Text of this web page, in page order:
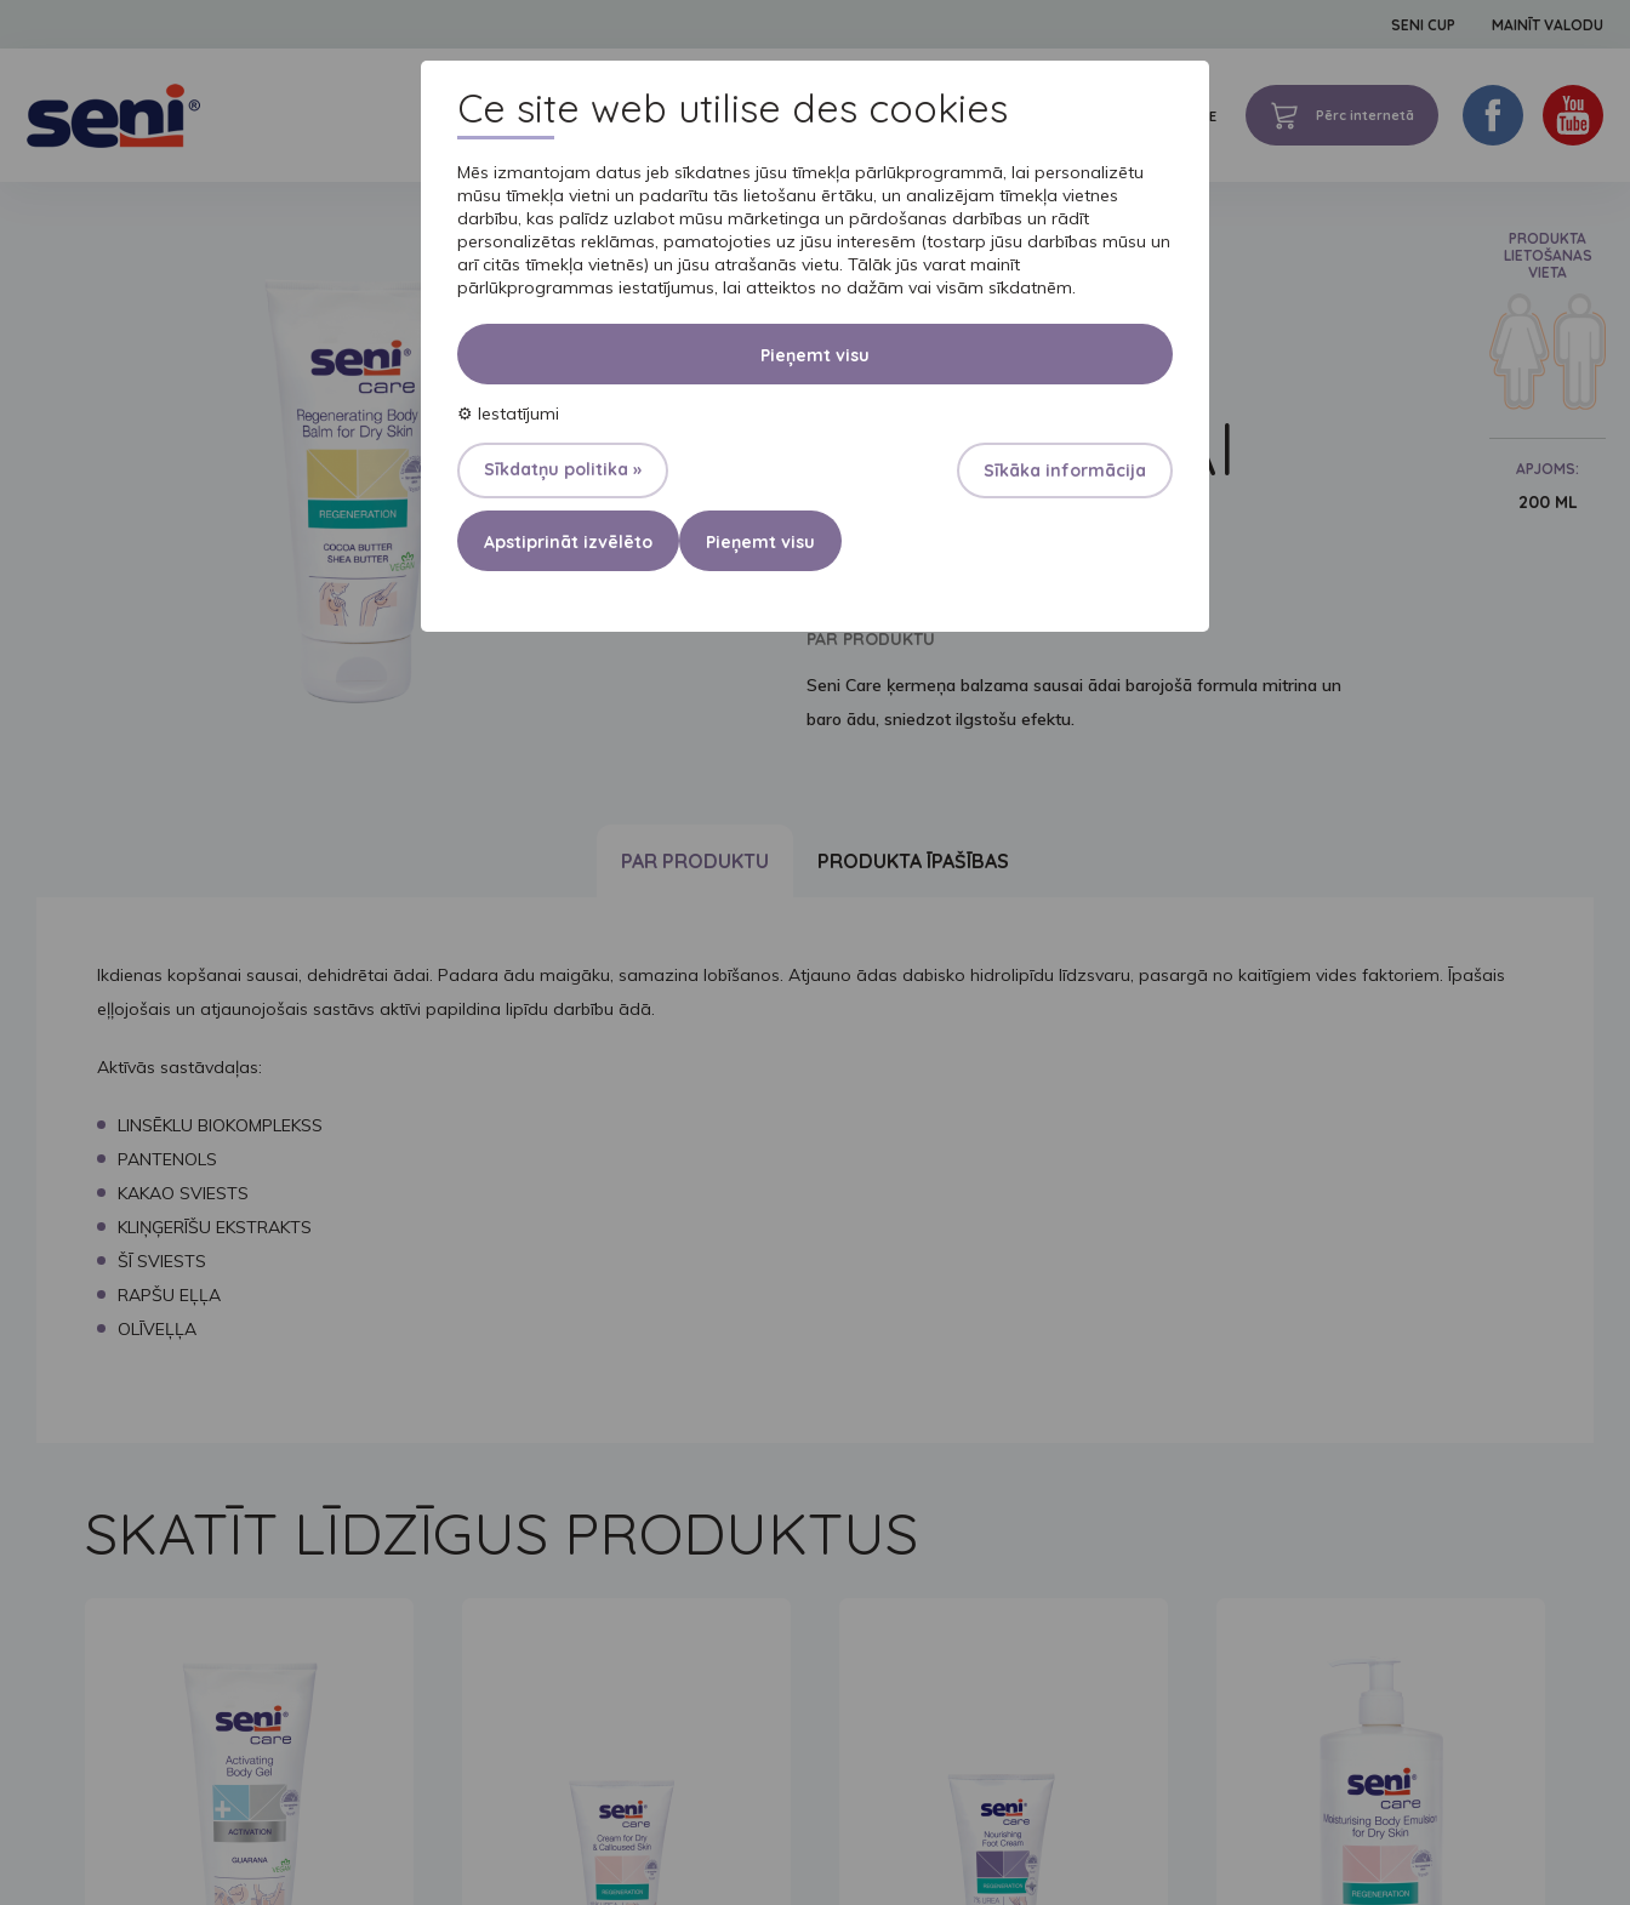
SENI CUP MAINĪT VALODU
PRODUKTI APRŪPE PROFESIONĀĻIEM ĀDAS KOPŠANA ZELTA PIEREDZE Pērc internetā
ĀDAS KOPŠANA
ĶERMEŅA
BALZAMS
SAUSAI ĀDAI
PAR PRODUKTU
Seni Care ķermeņa balzama sausai ādai barojošā formula mitrina un
baro ādu, sniedzot ilgstošu efektu.
PRODUKTA
LIETOŠANAS
VIETA
APJOMS:
200 ML
PAR PRODUKTU PRODUKTA ĪPAŠĪBAS
Ikdienas kopšanai sausai, dehidrētai ādai. Padara ādu maigāku, samazina lobīšanos. Atjauno ādas dabisko hidrolipīdu līdzsvaru, pasargā no kaitīgiem vides faktoriem. Īpašais
eļļojošais un atjaunojošais sastāvs aktīvi papildina lipīdu darbību ādā.
Aktīvās sastāvdaļas:
LINSĒKLU BIOKOMPLEKSS
PANTENOLS
KAKAO SVIESTS
KLIŅĢERĪŠU EKSTRAKTS
ŠĪ SVIESTS
RAPŠU EĻĻA
OLĪVEĻĻA
SKATĪT LĪDZĪGUS PRODUKTUS
Ce site web utilise des cookies
Mēs izmantojam datus jeb sīkdatnes jūsu tīmekļa pārlūkprogrammā, lai personalizētu
mūsu tīmekļa vietni un padarītu tās lietošanu ērtāku, un analizējam tīmekļa vietnes
darbību, kas palīdz uzlabot mūsu mārketinga un pārdošanas darbības un rādīt
personalizētas reklāmas, pamatojoties uz jūsu interesēm (tostarp jūsu darbības mūsu un
arī citās tīmekļa vietnēs) un jūsu atrašanās vietu. Tālāk jūs varat mainīt
pārlūkprogrammas iestatījumus, lai atteiktos no dažām vai visām sīkdatnēm.
Pieņemt visu
⚙ Iestatījumi
Sīkdatņu politika » Sīkāka informācija
Apstiprināt izvēlēto Pieņemt visu